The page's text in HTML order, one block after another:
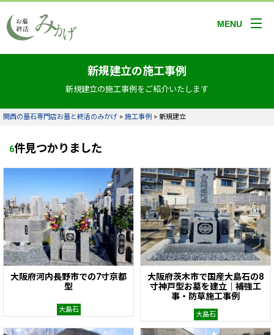
MENU
新規建立の施工事例
新規建立の施工事例をご紹介いたします
関西の墓石専門店お墓と終活のみかげ > 施工事例 > 新規建立
6件見つかりました
大阪府河内長野市での7寸京都
型
大島石
大阪府茨木市で国産大島石の8
寸神戸型お墓を建立｜補強工
事・防草施工事例
大島石